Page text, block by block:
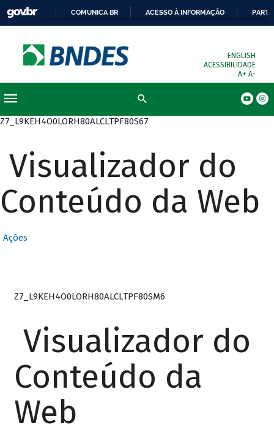
COMUNICA BR ACESSO À INFORMAÇÃO
ENGLISH
ACESSIBILIDADE
A+ A-
Z7_L9KEH4O0LORH80ALCLTPF80S67
Visualizador do
Conteúdo da Web
Ações
Z7_L9KEH4O0LORH80ALCLTPF80SM6
Visualizador do
Conteúdo da
Web